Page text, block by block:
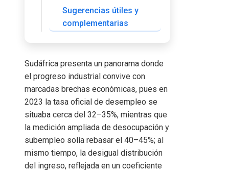
Sugerencias útiles y
complementarias
Sudáfrica presenta un panorama donde
el progreso industrial convive con
marcadas brechas económicas, pues en
2023 la tasa oficial de desempleo se
situaba cerca del 32–35%, mientras que
la medición ampliada de desocupación y
subempleo solía rebasar el 40–45%; al
mismo tiempo, la desigual distribución
del ingreso, reflejada en un coeficiente